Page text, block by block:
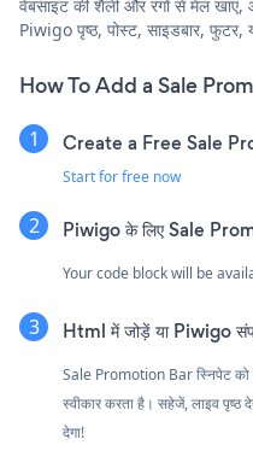
वेबसाइट की शैली और रंगों से मेल
Piwigo पृष्ठ, पोस्ट, साइडबार, फुटर,
How To Add a Sale
Create a Free Sale
Start for free now
Piwigo के लिए Sale
Your code block will be
Html में जोड़ें या Piwigo
Sale Promotion Bar स्निपेट को
स्वीकार करता है। सहेजें, लाइव
देगा!